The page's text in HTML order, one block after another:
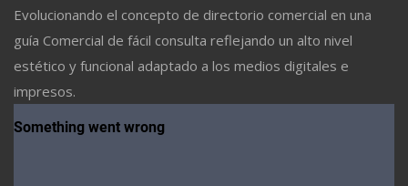
Evolucionando el concepto de directorio comercial en una
guía Comercial de fácil consulta reflejando un alto nivel
estético y funcional adaptado a los medios digitales e
impresos.